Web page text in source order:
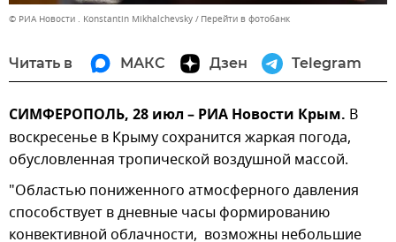
© РИА Новости . Konstantin Mikhalchevsky Перейти в фотобанк
Читать в МАКС Дзен Telegram
СИМФЕРОПОЛЬ, 28 июл – РИА Новости Крым. В
воскресенье в Крыму сохранится жаркая погода,
обусловленная тропической воздушной массой.
"Областью пониженного атмосферного давления
способствует в дневные часы формированию
конвективной облачности, возможны небольшие